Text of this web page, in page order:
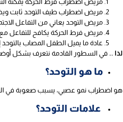
مريض اضطراب طيف التوحد ثابت
مريض التوحد يعاني من التفاعل
مريض فرط الحركة يكافح للتفاعل مع
عادة ما يميل الطفل المصاب بالتوحد
لذا .. في السطور القادمة نتعرف بشكل
ما هو التوحد؟
هو اضطراب نمو عصبي، يسبب صعوبة في
علامات التوحد؟